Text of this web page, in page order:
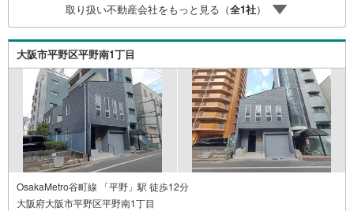
取り扱い不動産会社をもっと見る（全1社）
大阪市平野区平野南1丁目
OsakaMetro谷町線 「平野」駅 徒歩12分
大阪府大阪市平野区平野南1丁目